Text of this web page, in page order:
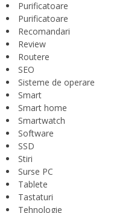
Purificatoare
Purificatoare
Recomandari
Review
Routere
SEO
Sisteme de operare
Smart
Smart home
Smartwatch
Software
SSD
Stiri
Surse PC
Tablete
Tastaturi
Tehnologie